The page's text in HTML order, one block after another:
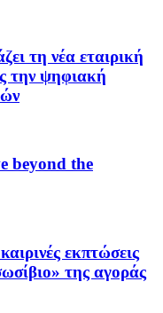
τη νέα εταιρική
την ψηφιακή
beyond the
εκπτώσεις
της αγοράς